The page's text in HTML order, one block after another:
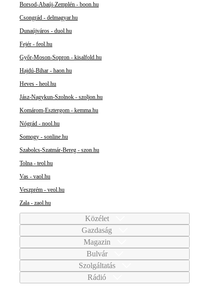
Borsod-Abaúj-Zemplén - boon.hu
Csongrád - delmagyar.hu
Dunaújváros - duol.hu
Fejér - feol.hu
Győr-Moson-Sopron - kisalfold.hu
Hajdú-Bihar - haon.hu
Heves - heol.hu
Jász-Nagykun-Szolnok - szoljon.hu
Komárom-Esztergom - kemma.hu
Nógrád - nool.hu
Somogy - sonline.hu
Szabolcs-Szatmár-Bereg - szon.hu
Tolna - teol.hu
Vas - vaol.hu
Veszprém - veol.hu
Zala - zaol.hu
Közélet
Gazdaság
Magazin
Bulvár
Szolgáltatás
Rádió